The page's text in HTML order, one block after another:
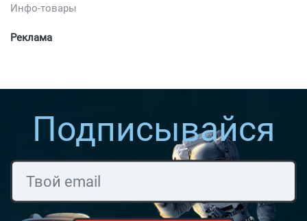
Инфо-товары
Реклама
Подписывайся